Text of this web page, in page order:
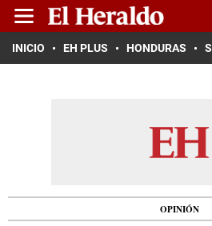
INICIO EH PLUS HONDURAS
OPINIÓN